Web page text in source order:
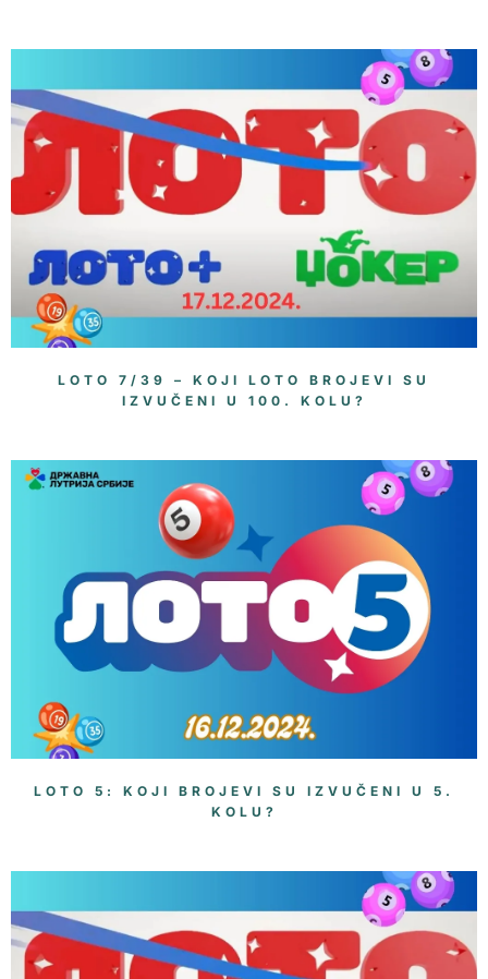
LOTO 7/39 – KOJI LOTO BROJEVI SU
IZVUČENI U 100. KOLU?
LOTO 5: KOJI BROJEVI SU IZVUČENI U 5.
KOLU?